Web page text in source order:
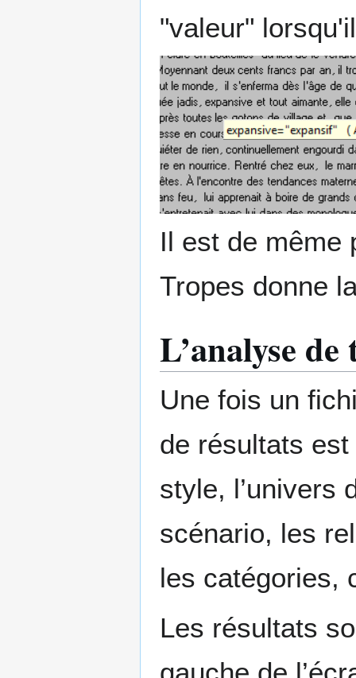
"valeur"
Il est de même
Tropes donne
L’analyse de
Une fois un
de résultats
style, l’univers
scénario, les
les catégories,
Les résultats